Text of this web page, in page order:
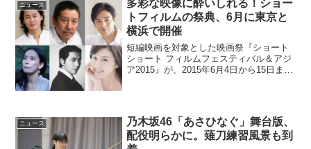
ニュース
多彩な映像に酔いしれる！ショー
トフィルムの祭典、6月に東京と
横浜で開催
短編映画を対象とした映画祭『ショート
ショート フィルムフェスティバル＆アジ
ア2015』が、2015年6月4日から15日まで
ート...
ニュース
乃木坂46「あさひなぐ」舞台版、
配役明らかに。薙刀練習風景も到